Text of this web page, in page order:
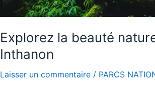
Explorez la beauté
Inthanon
Laisser un commentaire / PARCS